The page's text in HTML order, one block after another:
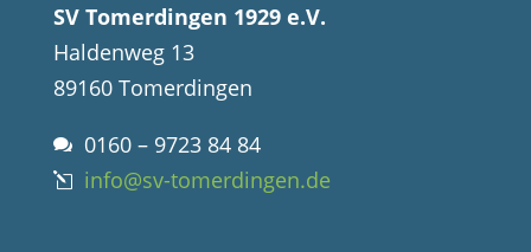
SV Tomerdingen 1929 e.V.
Haldenweg 13
89160 Tomerdingen
 0160 – 9723 84 84
l info@sv-tomerdingen.de